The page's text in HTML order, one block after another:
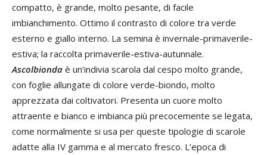
compatto, è grande, molto pesante, di facile
imbianchimento. Ottimo il contrasto di colore tra verde
esterno e giallo interno. La semina è invernale-primaverile-
estiva; la raccolta primaverile-estiva-autunnale.
Ascolbionda è un’indivia scarola dal cespo molto grande,
con foglie allungate di colore verde-biondo, molto
apprezzata dai coltivatori. Presenta un cuore molto
attraente e bianco e imbianca più precocemente se legata,
come normalmente si usa per queste tipologie di scarole
adatte alla IV gamma e al mercato fresco. L’epoca di